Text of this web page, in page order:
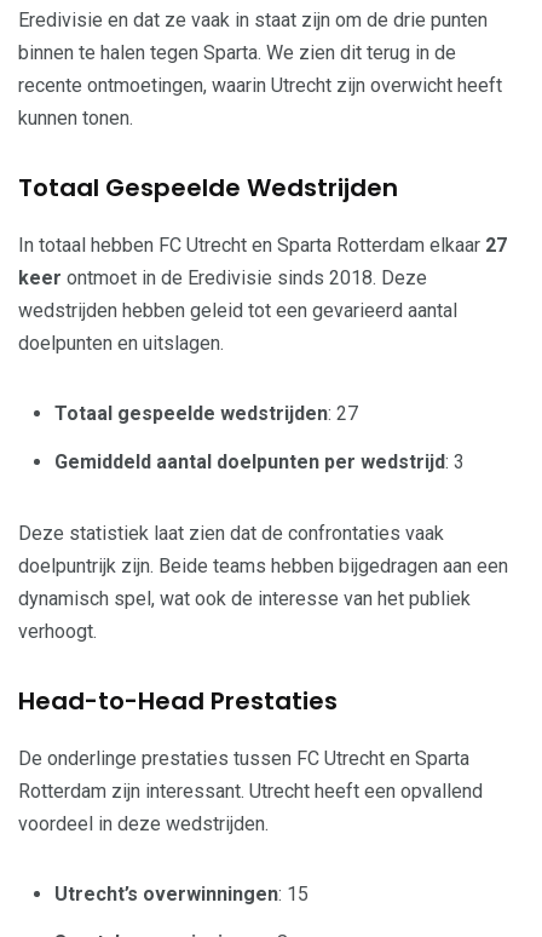
Eredivisie en dat ze vaak in staat zijn om de drie punten
binnen te halen tegen Sparta. We zien dit terug in de
recente ontmoetingen, waarin Utrecht zijn overwicht heeft
kunnen tonen.
Totaal Gespeelde Wedstrijden
In totaal hebben FC Utrecht en Sparta Rotterdam elkaar 27
keer ontmoet in de Eredivisie sinds 2018. Deze
wedstrijden hebben geleid tot een gevarieerd aantal
doelpunten en uitslagen.
Totaal gespeelde wedstrijden: 27
Gemiddeld aantal doelpunten per wedstrijd: 3
Deze statistiek laat zien dat de confrontaties vaak
doelpuntrijk zijn. Beide teams hebben bijgedragen aan een
dynamisch spel, wat ook de interesse van het publiek
verhoogt.
Head-to-Head Prestaties
De onderlinge prestaties tussen FC Utrecht en Sparta
Rotterdam zijn interessant. Utrecht heeft een opvallend
voordeel in deze wedstrijden.
Utrecht’s overwinningen: 15